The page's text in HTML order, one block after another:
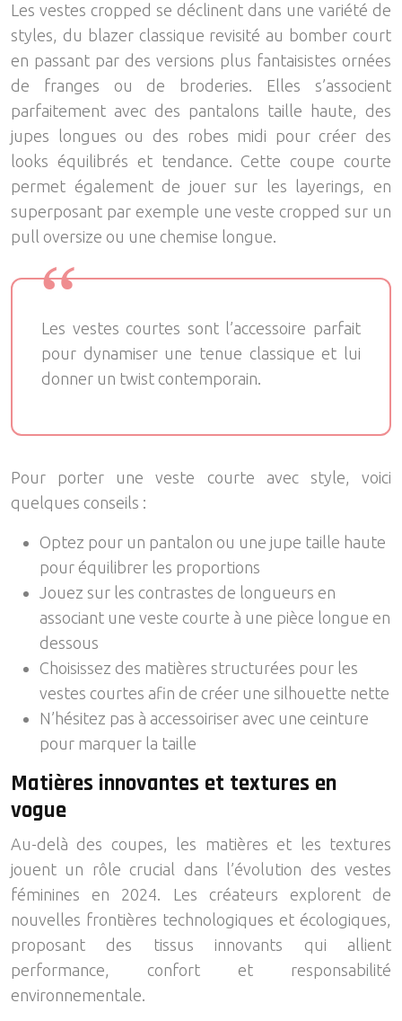
Les vestes cropped se déclinent dans une variété de
styles, du blazer classique revisité au bomber court
en passant par des versions plus fantaisistes ornées
de franges ou de broderies. Elles s’associent
parfaitement avec des pantalons taille haute, des
jupes longues ou des robes midi pour créer des
looks équilibrés et tendance. Cette coupe courte
permet également de jouer sur les layerings, en
superposant par exemple une veste cropped sur un
pull oversize ou une chemise longue.
Les vestes courtes sont l’accessoire parfait
pour dynamiser une tenue classique et lui
donner un twist contemporain.
Pour porter une veste courte avec style, voici
quelques conseils :
Optez pour un pantalon ou une jupe taille haute
pour équilibrer les proportions
Jouez sur les contrastes de longueurs en
associant une veste courte à une pièce longue en
dessous
Choisissez des matières structurées pour les
vestes courtes afin de créer une silhouette nette
N’hésitez pas à accessoiriser avec une ceinture
pour marquer la taille
Matières innovantes et textures en
vogue
Au-delà des coupes, les matières et les textures
jouent un rôle crucial dans l’évolution des vestes
féminines en 2024. Les créateurs explorent de
nouvelles frontières technologiques et écologiques,
proposant des tissus innovants qui allient
performance, confort et responsabilité
environnementale.